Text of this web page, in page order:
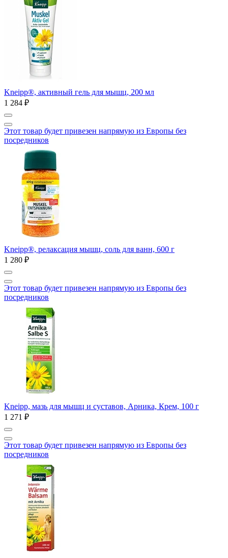
Kneipp®, активный гель для мышц, 200 мл
1 284 ₽
Этот товар будет привезен напрямую из Европы без
посредников
Kneipp®, релаксация мышц, соль для ванн, 600 г
1 280 ₽
Этот товар будет привезен напрямую из Европы без
посредников
Kneipp, мазь для мышц и суставов, Арника, Крем, 100 г
1 271 ₽
Этот товар будет привезен напрямую из Европы без
посредников